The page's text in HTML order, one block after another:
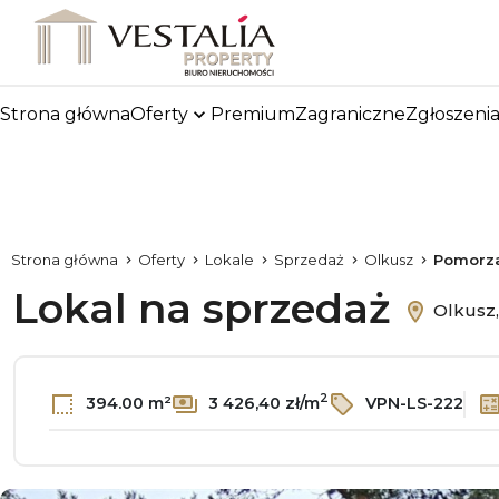
Strona głównaOferty PremiumZagraniczneZgłoszenia
Strona główna Oferty Lokale Sprzedaż Olkusz
Lokal na sprzedaż
394.00 m² 3 426,40 zł/m2 VPN-LS-222